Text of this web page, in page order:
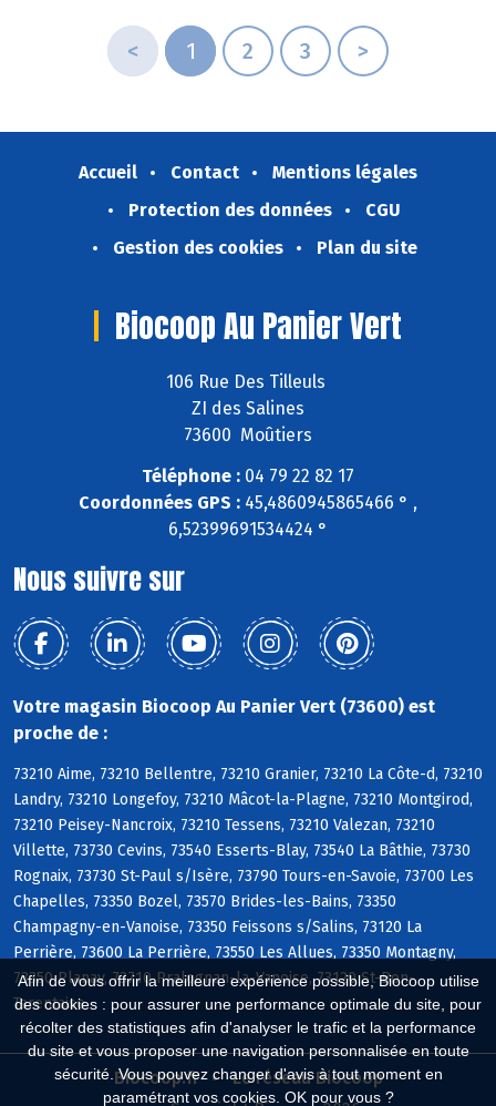
Afin de vous offrir la meilleure expérience possible, Biocoop utilise
des cookies : pour assurer une performance optimale du site, pour
récolter des statistiques afin d'analyser le trafic et la performance
du site et vous proposer une navigation personnalisée en toute
sécurité. Vous pouvez changer d'avis à tout moment en
paramétrant vos cookies. OK pour vous ?
< 1 2 3 >
Accueil Contact
Mentions légales
Protection des données
CGU
Gestion des cookies
Plan du site
Biocoop Au Panier Vert
106 Rue Des Tilleuls
ZI des Salines
73600 Moûtiers
Téléphone : 04 79 22 82 17
Coordonnées GPS : 45,4860945865466 ° ,
6,52399691534424 °
Nous suivre sur
Votre magasin Biocoop Au Panier Vert (73600) est
proche de :
73210 Aime, 73210 Bellentre, 73210 Granier, 73210 La Côte-d, 73210
Landry, 73210 Longefoy, 73210 Mâcot-la-Plagne, 73210 Montgirod,
73210 Peisey-Nancroix, 73210 Tessens, 73210 Valezan, 73210
Villette, 73730 Cevins, 73540 Esserts-Blay, 73540 La Bâthie, 73730
Rognaix, 73730 St-Paul s/Isère, 73790 Tours-en-Savoie, 73700 Les
Chapelles, 73350 Bozel, 73570 Brides-les-Bains, 73350
Champagny-en-Vanoise, 73350 Feissons s/Salins, 73120 La
Perrière, 73600 La Perrière, 73550 Les Allues, 73350 Montagny,
73350 Planay, 73710 Pralognan-la-Vanoise, 73120 St-Bon-
Tarentaise
Biocoop.fr
Le réseau Biocoop